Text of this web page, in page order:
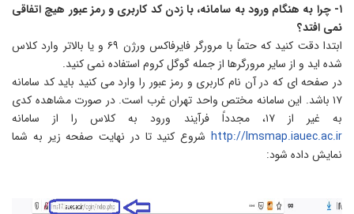
۱- چرا به هنگام ورود به سامانه، با زدن کد کاربری و رمز عبور هیچ اتفاقی
افتد؟
ابتدا دقت کنید که حتماً با مرورگر فایرفاکس ورژن ۶۹ و یا بالاتر وارد کلاس
اید و از سایر مرورگرها از جمله گوگل کروم استفاده نمی کنید.
صفحه ای که در آن نام کاربری و رمز عبور را وارد می کنید باید کد سامانه
۱۷ باشد. این سامانه مختص واحد تهران غرب است. در صورت مشاهده کدی
از ۱۷، مجدداً فرآیند ورود به کلاس را از سامانه
http://شروع کنید تا در نهایت صفحه زیر به شما
داده شود: